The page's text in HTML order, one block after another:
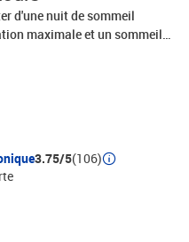
d'une nuit de sommeil
maximale et un sommeil
: le tissu en velours
chaleur et confort ultime.
à ressorts ensachés
qui fonctionnent
personnalisé en
dans chaque zone.
» et réduit le transfert
traditionnels à ressorts
le corps
3.75/5(106)